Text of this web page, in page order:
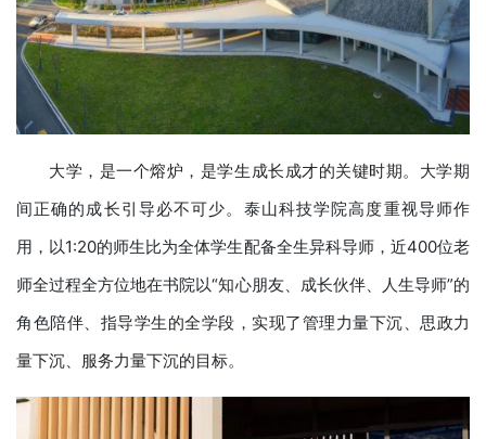
大学，是一个熔炉，是学生成长成才的关键时期。大学期
间正确的成长引导必不可少。泰山科技学院高度重视导师作
用，以1:20的师生比为全体学生配备全生异科导师，近400位老
师全过程全方位地在书院以“知心朋友、成长伙伴、人生导师”的
角色陪伴、指导学生的全学段，实现了管理力量下沉、思政力
量下沉、服务力量下沉的目标。